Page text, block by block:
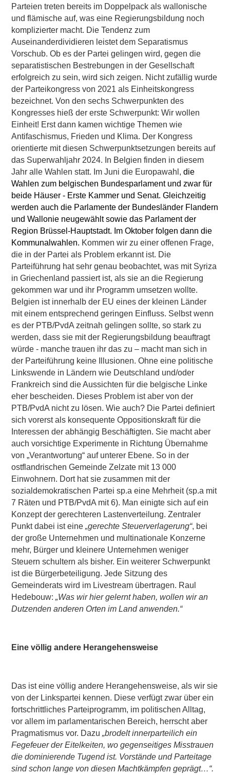
Parteien treten bereits im Doppelpack als wallonische
und flämische auf, was eine Regierungsbildung noch
komplizierter macht. Die Tendenz zum
Auseinanderdividieren leistet dem Separatismus
Vorschub. Ob es der Partei gelingen wird, gegen die
separatistischen Bestrebungen in der Gesellschaft
erfolgreich zu sein, wird sich zeigen. Nicht zufällig wurde
der Parteikongress von 2021 als Einheitskongress
bezeichnet. Von den sechs Schwerpunkten des
Kongresses hieß der erste Schwerpunkt: Wir wollen
Einheit! Erst dann kamen wichtige Themen wie
Antifaschismus, Frieden und Klima. Der Kongress
orientierte mit diesen Schwerpunktsetzungen bereits auf
das Superwahljahr 2024. In Belgien finden in diesem
Jahr alle Wahlen statt. Im Juni die Europawahl,die
Wahlen zum belgischen Bundesparlament und zwar für
beide Häuser - Erste Kammer und Senat. Gleichzeitig
werden auch die Parlamente der Bundesländer Flandern
und Wallonie neugewählt sowie das Parlament der
Region Brüssel-Hauptstadt. Im Oktober folgen dann die
Kommunalwahlen. Kommen wir zu einer offenen Frage,
die in der Partei als Problem erkannt ist. Die
Parteiführung hat sehr genau beobachtet, was mit Syriza
in Griechenland passiert ist, als sie an die Regierung
gekommen war und ihr Programm umsetzen wollte.
Belgien ist innerhalb der EU eines der kleinen Länder
mit einem entsprechend geringen Einfluss. Selbst wenn
es der PTB/PvdA zeitnah gelingen sollte, so stark zu
werden, dass sie mit der Regierungsbildung beauftragt
würde - manche trauen ihr das zu – macht man sich in
der Parteiführung keine Illusionen. Ohne eine politische
Linkswende in Ländern wie Deutschland und/oder
Frankreich sind die Aussichten für die belgische Linke
eher bescheiden. Dieses Problem ist aber von der
PTB/PvdA nicht zu lösen. Wie auch? Die Partei definiert
sich vorerst als konsequente Oppositionskraft für die
Interessen der abhängig Beschäftigten. Sie macht aber
auch vorsichtige Experimente in Richtung Übernahme
von „Verantwortung“ auf unterer Ebene. So in der
ostflandrischen Gemeinde Zelzate mit 13 000
Einwohnern. Dort hat sie zusammen mit der
sozialdemokratischen Partei sp.a eine Mehrheit (sp.a mit
7 Räten und PTB/PvdA mit 6). Man einigte sich auf ein
Konzept der gerechteren Lastenverteilung. Zentraler
Punkt dabei ist eine„gerechte Steuerverlagerung“, bei
der große Unternehmen und multinationale Konzerne
mehr, Bürger und kleinere Unternehmen weniger
Steuern schultern als bisher. Ein weiterer Schwerpunkt
ist die Bürgerbeteiligung. Jede Sitzung des
Gemeinderats wird im Livestream übertragen. Raul
Hedebouw:„Was wir hier gelernt haben, wollen wir an
Dutzenden anderen Orten im Land anwenden.“
Eine völlig andere Herangehensweise
Das ist eine völlig andere Herangehensweise, als wir sie
von der Linkspartei kennen. Diese verfügt zwar über ein
fortschrittliches Parteiprogramm, im politischen Alltag,
vor allem im parlamentarischen Bereich, herrscht aber
Pragmatismus vor. Dazu„brodelt innerparteilich ein
Fegefeuer der Eitelkeiten, wo gegenseitiges Misstrauen
die dominierende Tugend ist. Vorstände und Parteitage
sind schon lange von diesen Machtkämpfen geprägt…“.